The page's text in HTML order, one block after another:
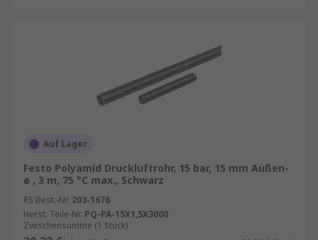
widerstandsfähig gegen Abrieb.
: Diese sind leicht und
kostengünstig, jedoch weniger
Polyurethanschläuche
hervorragende Flexibilität und
Beständigkeit gegen Chemikalien.
Nylonschläuche: Diese sind robust und
haben eine hohe Druckfestigkeit.
Auf Lager
Festo Polyamid Druckluftrohr, 15 bar, 15 mm Außen-
ø , 3 m, 75 °C max., Schwarz
RS Best.-Nr. 203-1676
Herst. Teile-Nr. PQ-PA-15X1,5X3000
Zwischensumme (1 Stück)